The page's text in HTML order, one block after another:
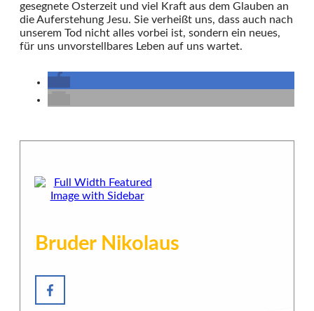
gesegnete Osterzeit und viel Kraft aus dem Glauben an
die Auferstehung Jesu. Sie verheißt uns, dass auch nach
unserem Tod nicht alles vorbei ist, sondern ein neues,
für uns unvorstellbares Leben auf uns wartet.
Bruder Nikolaus